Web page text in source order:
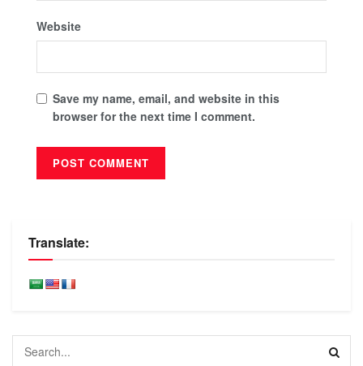
Website
Save my name, email, and website in this
browser for the next time I comment.
Translate: